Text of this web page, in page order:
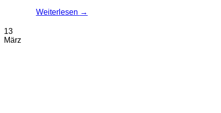
Weiterlesen →
13
März